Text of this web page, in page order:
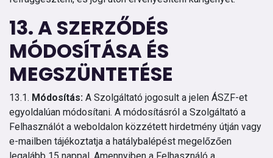
13. A SZERZŐDÉS
MÓDOSÍTÁSA ÉS
MEGSZÜNTETÉSE
13.1. Módosítás: A Szolgáltató jogosult a jelen ÁSZF-et
egyoldalúan módosítani. A módosításról a Szolgáltató a
Felhasználót a weboldalon közzétett hirdetmény útján vagy
e-mailben tájékoztatja a hatálybalépést megelőzően